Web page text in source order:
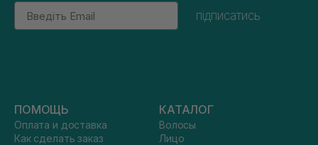
Email
підписатись
ПОМОЩЬ
Оплата и доставка
Как сделать заказ
КАТАЛОГ
Волосы
Лицо